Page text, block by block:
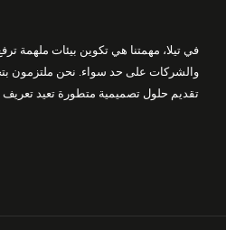
في تيلا، مهمتنا هي تكوين بيئات ملهمة
والشركات على حد سواء. نحن ملتزمون
تقديم حلول تصميمية متطورة تعيد تعريف